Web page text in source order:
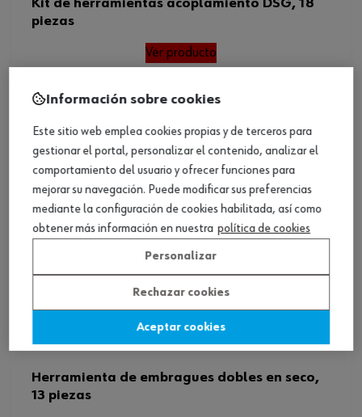
Kit de herramientas acoplamiento DSG, 18
piezas
Ver producto
Herramienta de embragues dobles en seco,
13 piezas
Información sobre cookies
Este sitio web emplea cookies propias y de terceros para
gestionar el portal, personalizar el contenido, analizar el
comportamiento del usuario y ofrecer funciones para
mejorar su navegación. Puede modificar sus preferencias
mediante la configuración de cookies habilitada, así como
obtener más información en nuestra política de cookies
Personalizar
Rechazar cookies
Aceptar cookies